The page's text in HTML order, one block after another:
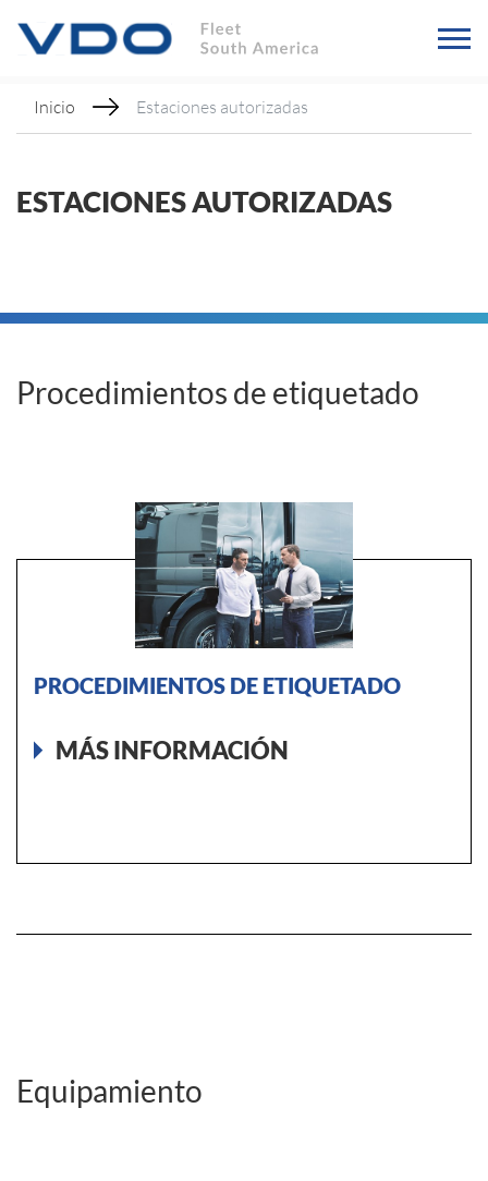
Inicio Estaciones autorizadas
ESTACIONES AUTORIZADAS
Procedimientos de etiquetado
PROCEDIMIENTOS DE ETIQUETADO
MÁS INFORMACIÓN
Equipamiento